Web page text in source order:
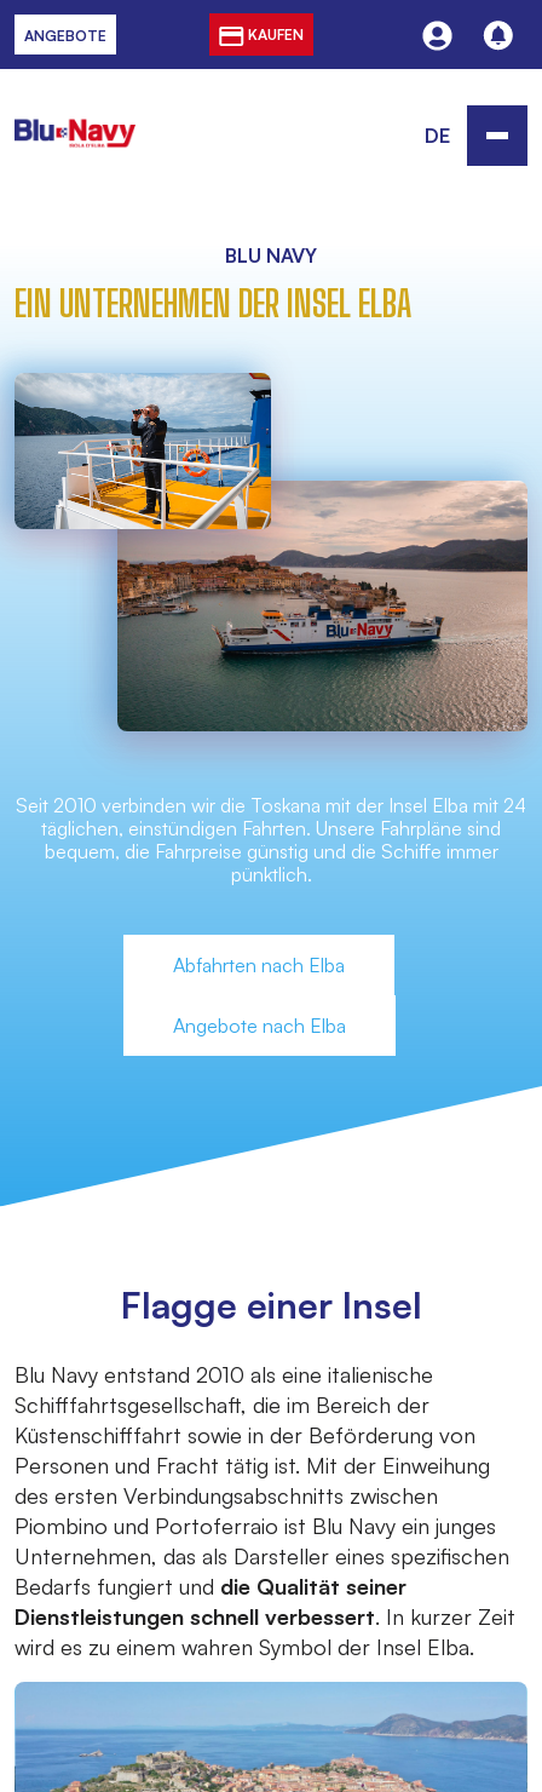
ANGEBOTE KAUFEN
DE
BLU NAVY
EIN UNTERNEHMEN DER INSEL ELBA
Seit 2010 verbinden wir die Toskana mit der Insel Elba mit 24
täglichen, einstündigen Fahrten. Unsere Fahrpläne sind
bequem, die Fahrpreise günstig und die Schiffe immer
pünktlich.
Abfahrten nach Elba
Angebote nach Elba
Flagge einer Insel
Blu Navy entstand 2010 als eine italienische
Schifffahrtsgesellschaft, die im Bereich der
Küstenschifffahrt sowie in der Beförderung von
Personen und Fracht tätig ist. Mit der Einweihung
des ersten Verbindungsabschnitts zwischen
Piombino und Portoferraio ist Blu Navy ein junges
Unternehmen, das als Darsteller eines spezifischen
Bedarfs fungiert und die Qualität seiner
Dienstleistungen schnell verbessert. In kurzer Zeit
wird es zu einem wahren Symbol der Insel Elba.